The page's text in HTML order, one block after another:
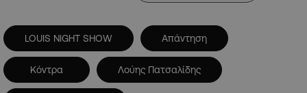
LOUIS NIGHT SHOW Απάντηση
Κόντρα Λούης Πατσαλίδης